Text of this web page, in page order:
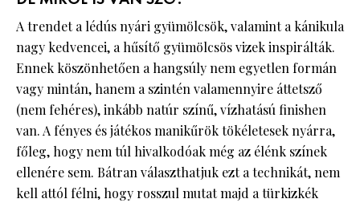
A trendet a lédús nyári gyümölcsök, valamint a kánikula
nagy kedvencei, a hűsítő gyümölcsös vizek inspirálták.
Ennek köszönhetően a hangsúly nem egyetlen formán
vagy mintán, hanem a szintén valamennyire áttetsző
(nem fehéres), inkább natúr színű, vízhatású finishen
van. A fényes és játékos manikűrök tökéletesek nyárra,
főleg, hogy nem túl hivalkodóak még az élénk színek
ellenére sem. Bátran választhatjuk ezt a technikát, nem
kell attól félni, hogy rosszul mutat majd a türkizkék